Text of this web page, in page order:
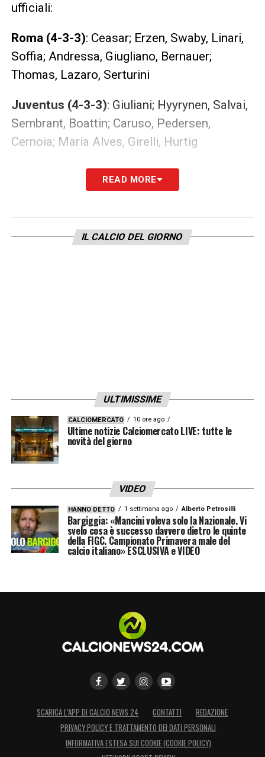
ufficiali:
Roma (4-3-3): Ceasar; Erzen, Swaby, Linari,
Soffia; Andressa, Giugliano, Bernauer;
Thomas, Lazaro, Serturini
Juventus (4-3-3): Giuliani; Hyyrynen, Salvai,
Sembrant, Boattin; Caruso, Pedersen,
Cernoia; Maria Alves, Girelli, Hurtig
LA PLAYLIST DELLE NOSTRE TOP NEWS
READ MORE
IL CALCIO DEL GIORNO
ULTIMISSIME
CALCIOMERCATO 10 ore ago
Ultime notizie Calciomercato LIVE: tutte le
novità del giorno
VIDEO
HANNO DETTO 1 settimana ago Alberto Petrosilli
Bargiggia: «Mancini voleva solo la Nazionale. Vi
svelo cosa è successo davvero dietro le quinte
della FIGC. Campionato Primavera male del
calcio italiano» ESCLUSIVA e VIDEO
SCARICA L’APP DI CALCIO NEWS 24 CONTATTI
REDAZIONE
PRIVACY POLICY E TRATTAMENTO DEI DATI PERSONALI
INFORMATIVA ESTESA SUI COOKIE (COOKIE POLICY)